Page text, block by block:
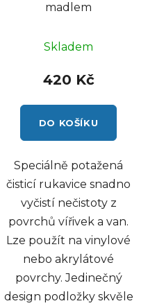
madlem
Skladem
420 Kč
DO KOŠÍKU
Speciálně potažená
čisticí rukavice snadno
vyčistí nečistoty z
povrchů vířivek a van.
Lze použít na vinylové
nebo akrylátové
povrchy. Jedinečný
design podložky skvěle